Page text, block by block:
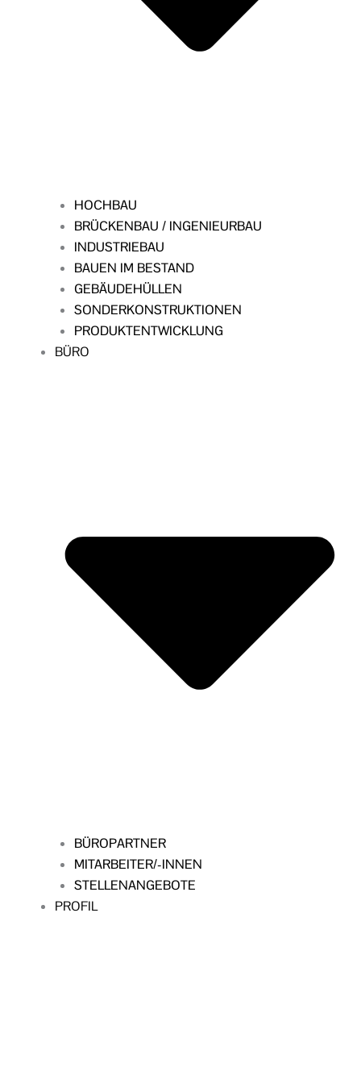
HOCHBAU
BRÜCKENBAU / INGENIEURBAU
INDUSTRIEBAU
BAUEN IM BESTAND
GEBÄUDEHÜLLEN
SONDERKONSTRUKTIONEN
PRODUKTENTWICKLUNG
BÜRO
BÜROPARTNER
MITARBEITER/-INNEN
STELLENANGEBOTE
PROFIL